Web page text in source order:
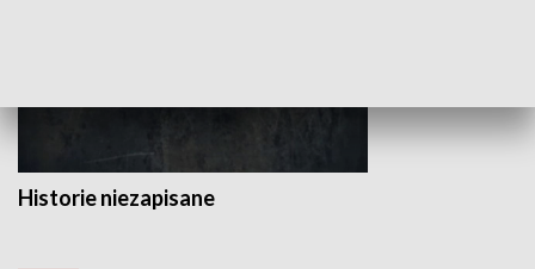
Historie niezapisane